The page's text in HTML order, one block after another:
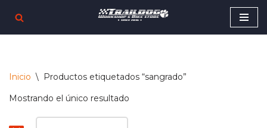
Saltar
Inicio \ Productos etiquetados “sangrado”
Mostrando el único resultado